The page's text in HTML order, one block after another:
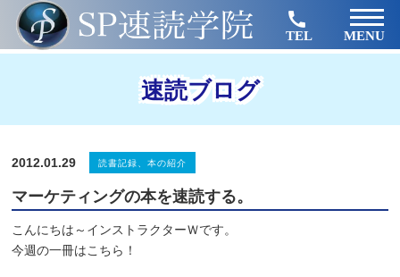
TEL MENU
速読ブログ
2012.01.29 読書記録、本の紹介
マーケティングの本を速読する。
こんにちは～インストラクターＷです。
今週の一冊はこちら！